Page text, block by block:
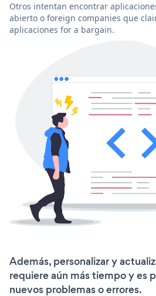
Otros intentan encontrar
abierto o foreign companies que
aplicaciones for a bargain.
Además, personalizar y
requiere aún más tiempo y es
nuevos problemas o errores.